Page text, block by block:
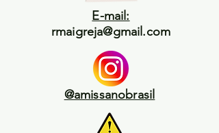
E-mail:
rmaigreja@gmail.com
@amissanobrasil